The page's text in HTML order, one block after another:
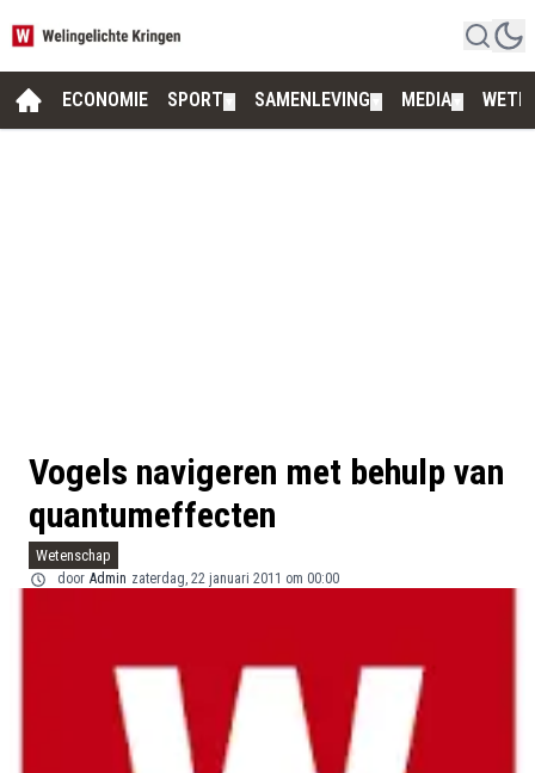
ECONOMIE SPORT SAMENLEVING MEDIA
Vogels navigeren met behulp van
quantumeffecten
Wetenschap
door Admin zaterdag, 22 januari 2011 om 00:00